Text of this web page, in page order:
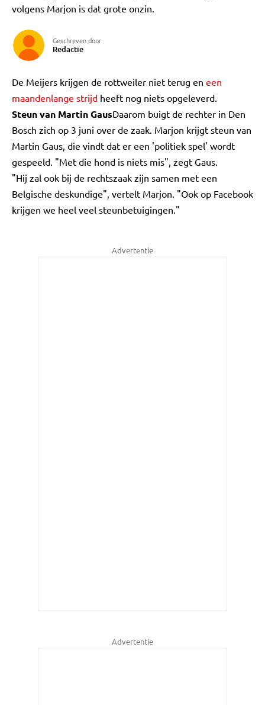
volgens Marjon is dat grote onzin.
Geschreven door
Redactie
De Meijers krijgen de rottweiler niet terug en een
maandenlange strijd heeft nog niets opgeleverd.
Steun van Martin GausDaarom buigt de rechter in Den
Bosch zich op 3 juni over de zaak. Marjon krijgt steun van
Martin Gaus, die vindt dat er een 'politiek spel' wordt
gespeeld. "Met die hond is niets mis", zegt Gaus.
"Hij zal ook bij de rechtszaak zijn samen met een
Belgische deskundige", vertelt Marjon. "Ook op Facebook
krijgen we heel veel steunbetuigingen."
Advertentie
Advertentie